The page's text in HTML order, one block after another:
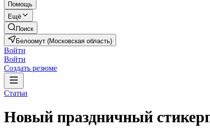
Помощь
Ещё
Поиск
Белоомут (Московская область)
Войти
Войти
Создать резюме
Статьи
Новый праздничный